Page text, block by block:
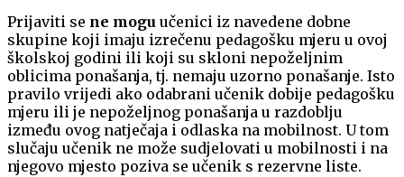
Prijaviti se ne mogu učenici iz navedene dobne
skupine koji imaju izrečenu pedagošku mjeru u ovoj
školskoj godini ili koji su skloni nepoželjnim
oblicima ponašanja, tj. nemaju uzorno ponašanje. Isto
pravilo vrijedi ako odabrani učenik dobije pedagošku
mjeru ili je nepoželjnog ponašanja u razdoblju
između ovog natječaja i odlaska na mobilnost. U tom
slučaju učenik ne može sudjelovati u mobilnosti i na
njegovo mjesto poziva se učenik s rezervne liste.